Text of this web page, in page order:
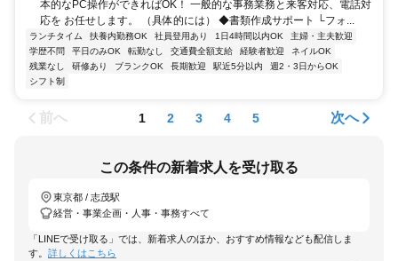
本的なPC操作ができればOK！ 一般的な事務業務と来客対応、電話対
応を お任せします。 （具体的には） ◆書類作成サポート └フォ...
ランチタイム 扶養内勤務OK 社員登用あり 1日4時間以内OK
主婦・主夫歓迎
学歴不問
平日のみOK 転勤なし 交通費全額支給 経験者歓迎
ネイルOK
残業なし
研修あり ブランクOK 長期歓迎 駅近5分以内
週2・3日からOK
シフト制
前へ 1 2 3 4 5 次へ
この条件の新着求人を受け取る
東京都 / 志茂駅
経営・事業企画・人事・事務すべて
「LINEで受け取る」では、新着求人のほか、おすすめ情報なども配信しま
す。 詳しくはこちら